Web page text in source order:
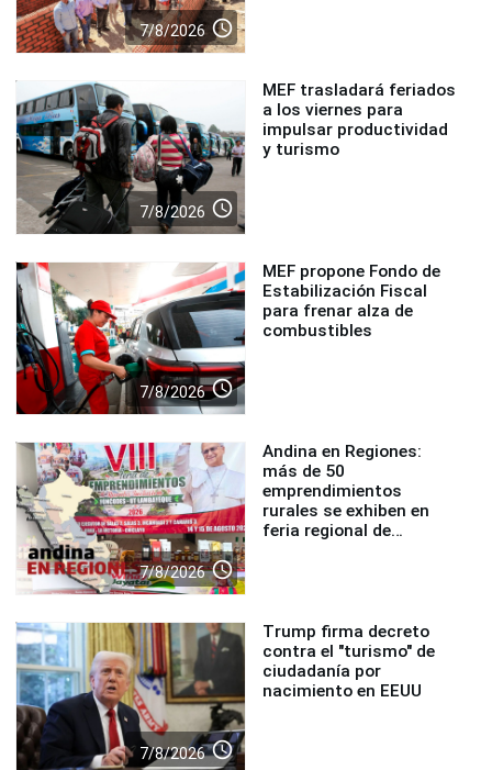
7/8/2026 access_time
7/8/2026 access_time
MEF trasladará feriados
a los viernes para
impulsar productividad
y turismo
7/8/2026 access_time
MEF propone Fondo de
Estabilización Fiscal
para frenar alza de
combustibles
7/8/2026 access_time
Andina en Regiones:
más de 50
emprendimientos
rurales se exhiben en
feria regional de
7/8/2026 access_time
Trump firma decreto
contra el "turismo" de
ciudadanía por
nacimiento en EEUU